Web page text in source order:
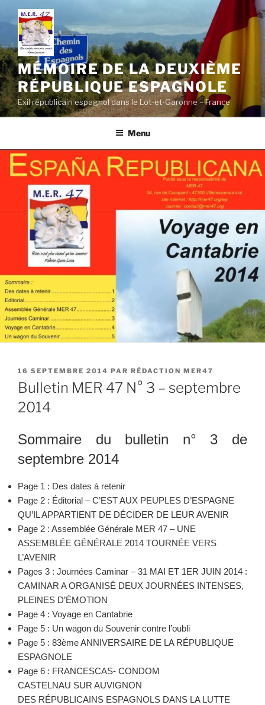
contenu
principal
MÉMOIRE DE LA DEUXIÈME
RÉPUBLIQUE ESPAGNOLE
Exil républicain espagnol dans le Lot-et-Garonne – France
Menu
PUBLIÉ
LE
16 SEPTEMBRE 2014 PAR RÉDACTION MER47
Bulletin MER 47 N° 3 – septembre
2014
Sommaire du bulletin n° 3 de
septembre 2014
Page 1 : Des dates à retenir
Page 2 : Éditorial – C’EST AUX PEUPLES D’ESPAGNE
QU’IL APPARTIENT DE DÉCIDER DE LEUR AVENIR
Page 2 : Assemblée Générale MER 47 – UNE
ASSEMBLÉE GÉNÉRALE 2014 TOURNÉE VERS
L’AVENIR
Pages 3 : Journées Caminar – 31 MAI ET 1ER JUIN 2014 :
CAMINAR A ORGANISÉ DEUX JOURNÉES INTENSES,
PLEINES D’ÉMOTION
Page 4 : Voyage en Cantabrie
Page 5 : Un wagon du Souvenir contre l’oubli
Page 5 : 83ème ANNIVERSAIRE DE LA RÉPUBLIQUE
ESPAGNOLE
Page 6 : FRANCESCAS- CONDOM
CASTELNAU SUR AUVIGNON
DES RÉPUBLICAINS ESPAGNOLS DANS LA LUTTE